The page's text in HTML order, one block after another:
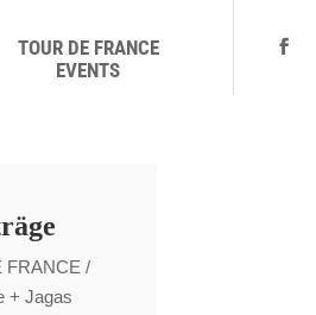
TOUR DE FRANCE
EVENTS
FRANCE /
+ Jagas